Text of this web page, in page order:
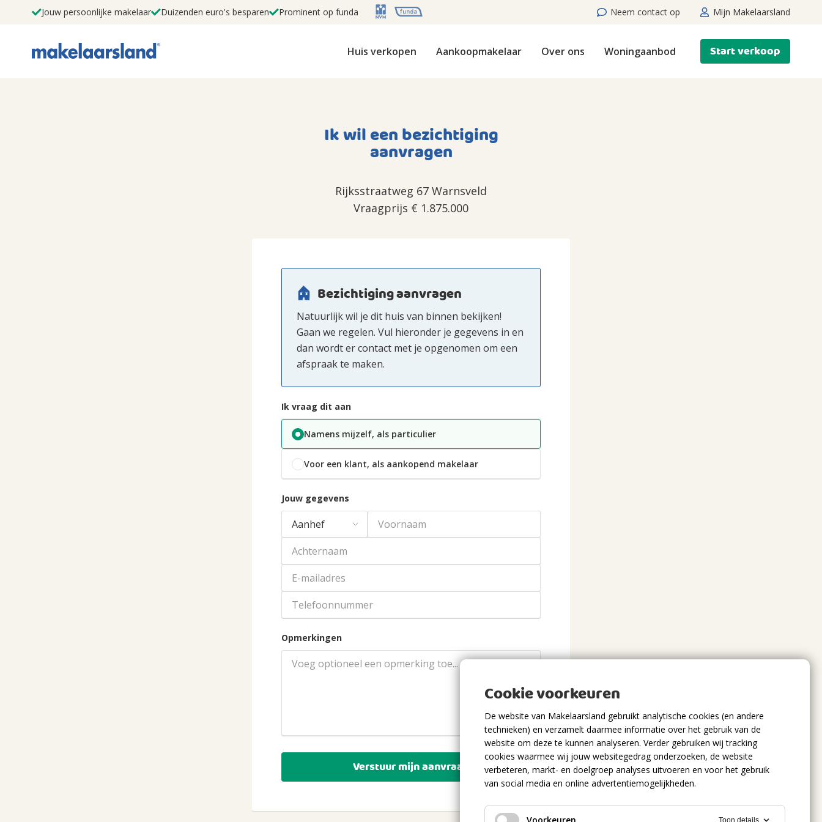
Jouw persoonlijke makelaar Duizenden euro's besparen Prominent op funda Neem contact op Mijn Makelaarsland
Huis verkopen Aankoopmakelaar Over ons Woningaanbod Start verkoop
Ik wil een bezichtiging
aanvragen
Rijksstraatweg 67 Warnsveld
Vraagprijs € 1.875.000
Bezichtiging aanvragen
Natuurlijk wil je dit huis van binnen bekijken!
Gaan we regelen. Vul hieronder je gegevens in en
dan wordt er contact met je opgenomen om een
afspraak te maken.
Ik vraag dit aan
Namens mijzelf, als particulier
Voor een klant, als aankopend makelaar
Jouw gegevens
Opmerkingen
Verstuur mijn aanvraag
Cookie voorkeuren
De website van Makelaarsland gebruikt analytische cookies (en andere
technieken) en verzamelt daarmee informatie over het gebruik van de
website om deze te kunnen analyseren. Verder gebruiken wij tracking
cookies waarmee wij jouw websitegedrag onderzoeken, de website
verbeteren, markt- en doelgroep analyses uitvoeren en voor het gebruik
van social media en online advertentiemogelijkheden.
Toon details